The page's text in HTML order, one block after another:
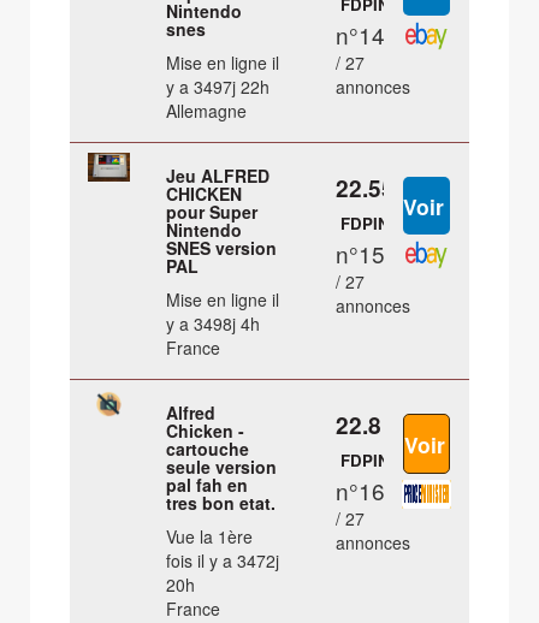
Nintendo
snes
Mise en ligne il
y a 3497j 22h
Allemagne
n°14
/ 27
annonces
Jeu ALFRED
CHICKEN
pour Super
Nintendo
SNES version
PAL
Mise en ligne il
y a 3498j 4h
France
22.55 €
FDPIN
n°15
/ 27
annonces
Alfred
Chicken -
cartouche
seule version
pal fah en
tres bon etat.
Vue la 1ère
fois il y a 3472j
20h
France
22.8 €
FDPIN
n°16
/ 27
annonces